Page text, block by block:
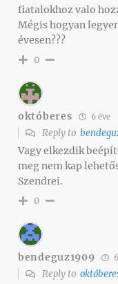
fiatalokhoz valo
Mégis hogyan
évesen???
0
októberes 6 éve
Reply to
Vagy elkezdik
meg nem kap
Szendrei.
0
bendeguz1909
Reply to